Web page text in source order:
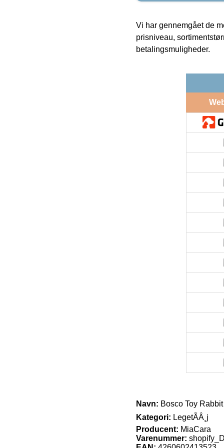
Vi har gennemgået de
prisniveau,
betalingsmuligheder.
Navn: Bosco Toy
Kategori: LegetÃÂ¸j
Producent: MiaCara
Varenummer: